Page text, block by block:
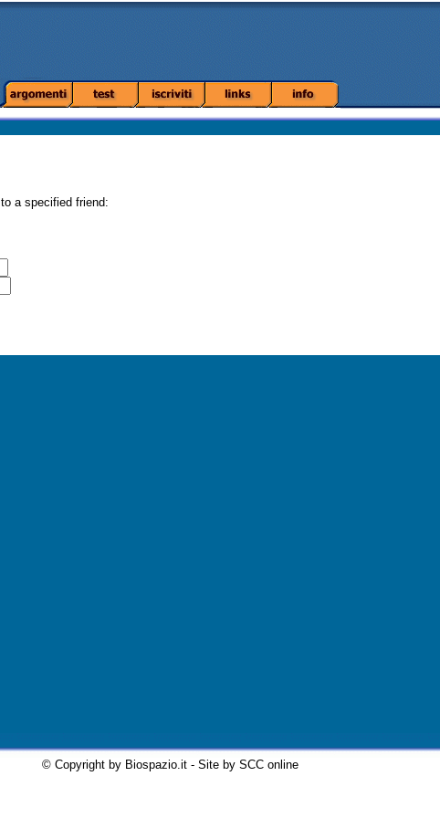
to a specified friend:
© Copyright by Biospazio.it - Site by SCC online